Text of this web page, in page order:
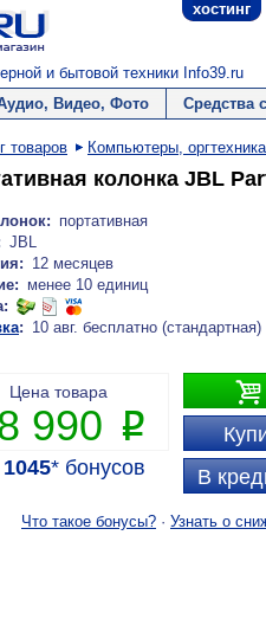
хостинг
и бытовой техники Info39.ru
Видео, Фото Средства
товаров Компьютеры, оргтехника
колонка JBL
портативная
JBL
12 месяцев
менее 10 единиц
: 10 авг. бесплатно (стандартная)

В
Цена товара
990 P
1045*бонусов
Что такое бонусы? · Узнать о